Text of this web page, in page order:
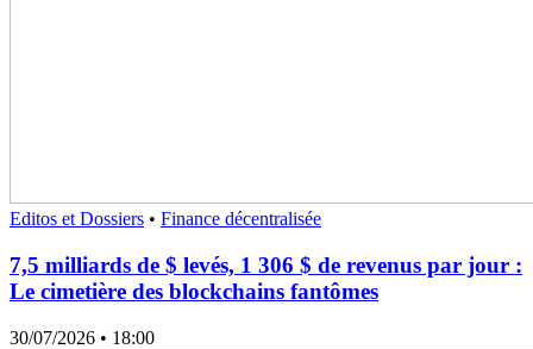
Editos et Dossiers • Finance décentralisée
7,5 milliards de $ levés, 1 306 $ de revenus par jour :
Le cimetière des blockchains fantômes
30/07/2026 • 18:00